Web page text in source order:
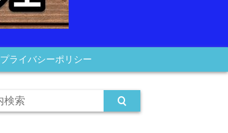
プライバシーポリシー